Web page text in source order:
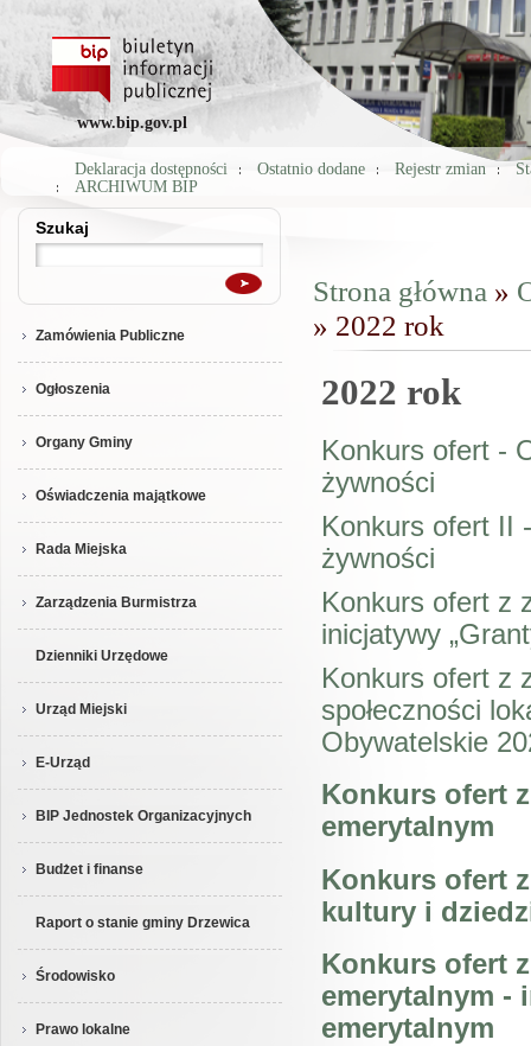
www.bip.gov.pl
Deklaracja dostępności Ostatnio dodane Rejestr zmian
ARCHIWUM BIP
Szukaj
Szukaj
Zamówienia Publiczne
Ogłoszenia
Organy Gminy
Oświadczenia majątkowe
Rada Miejska
Zarządzenia Burmistrza
Dzienniki Urzędowe
Urząd Miejski
E-Urząd
BIP Jednostek Organizacyjnych
Budżet i finanse
Raport o stanie gminy Drzewica
Środowisko
Prawo lokalne
Jesteś tutaj
Strona główna »
» 2022 rok
2022 rok
Konkurs ofert -
żywności
Konkurs ofert II
żywności
Konkurs ofert z
inicjatywy
Konkurs ofert z
społeczności
Obywatelskie
Konkurs ofert
emerytalnym
Konkurs ofert
kultury i
Konkurs ofert
emerytalnym -
emerytalnym